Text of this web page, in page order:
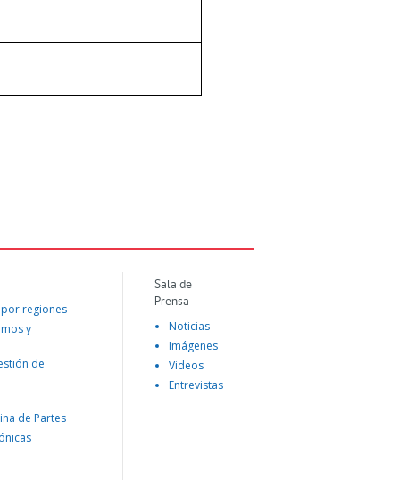
regiones
y
de
de Partes
Sala de
Prensa
Noticias
Imágenes
Videos
Entrevistas